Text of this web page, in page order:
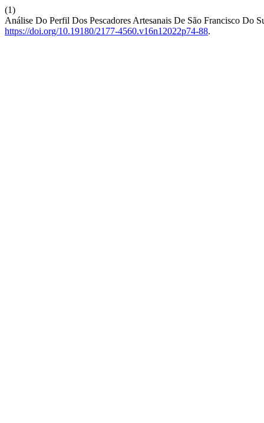
(1)
Análise Do Perfil Dos Pescadores Artesanais De São Francisco Do
https://doi.org/10.19180/2177-4560.v16n12022p74-88.